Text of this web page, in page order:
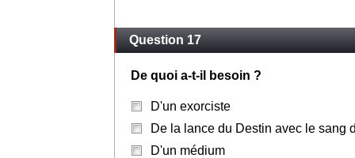
Question 17
De quoi a-t-il besoin ?
D'un exorciste
De la lance du Destin avec le sang
D'un médium